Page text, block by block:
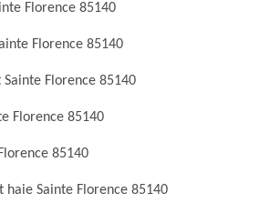
Florence 85140
Florence 85140
Florence 85140
Florence 85140
85140
haie Sainte Florence 85140